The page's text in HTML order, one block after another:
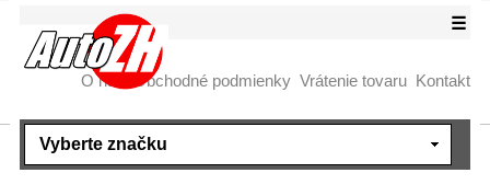
☰
O nás Obchodné podmienky Vrátenie tovaru Kontakt